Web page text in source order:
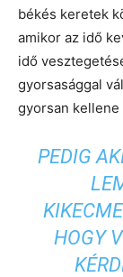
békés keretek
amikor az idő
idő
gyorsasággal
gyorsan
PEDIG
HOGY